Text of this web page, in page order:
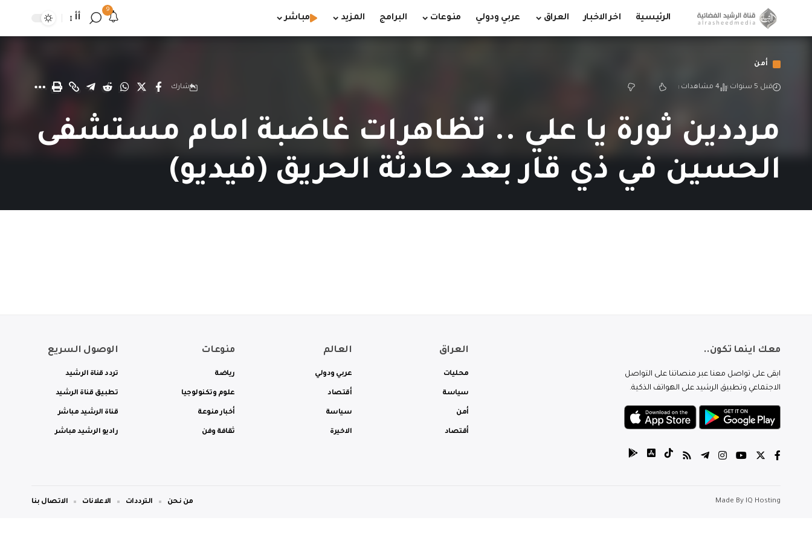
الرئيسية اخر الاخبار العراق عربي ودولي منوعات البرامج المزيد مباشر
9
أأ
أمن
قبل 5 سنوات 4 مشاهدات شارك
مرددين ثورة يا علي .. تظاهرات غاضبة امام مستشفى
الحسين في ذي قار بعد حادثة الحريق (فيديو)
معك اينما تكون..
ابقى على تواصل معنا عبر منصاتنا على التواصل
الاجتماعي وتطبيق الرشيد على الهواتف الذكية.
العراق
محليات
سياسة
أمن
أقتصاد
العالم
عربي ودولي
أقتصاد
سياسة
الاخيرة
منوعات
رياضة
علوم وتكنولوجيا
أخبار منوعة
ثقافة وفن
الوصول السريع
تردد قناة الرشيد
تطبيق قناة الرشيد
قناة الرشيد مباشر
راديو الرشيد مباشر
Made By IQ Hosting من نحن الترددات الاعلانات الاتصال بنا